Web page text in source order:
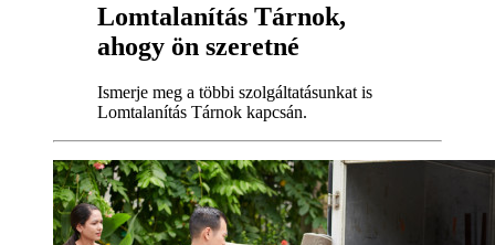
Lomtalanítás Tárnok,
ahogy ön szeretné
Ismerje meg a többi szolgáltatásunkat is
Lomtalanítás Tárnok kapcsán.